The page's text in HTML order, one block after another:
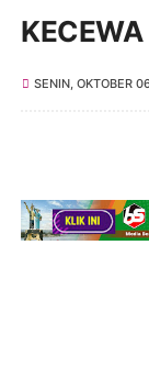
SENIN, OKTOBER